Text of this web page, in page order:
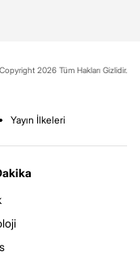
2026 Tüm Hakları Gizlidir.
Yayın İlkeleri